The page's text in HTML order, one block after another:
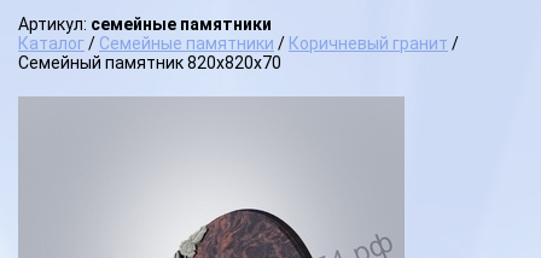
Благоустройство мест захоронения
Эксклюзивные памятники
Артикул: семейные памятники
Каталог/ Семейные памятники / Коричневый гранит /
Семейный памятник 820х820х70